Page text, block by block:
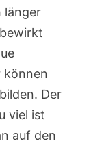
länger
können
Der
viel ist
auf den